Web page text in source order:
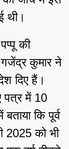
थी।
की
गजेंद्र कुमार ने
दिए हैं।
पत्र में 10
कि पूर्व
2025 को भी